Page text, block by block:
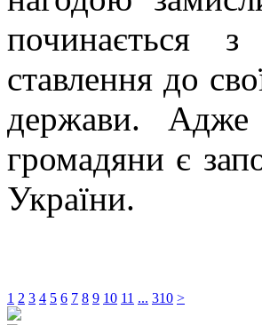
починається
ставлення до
держави. Адже
громадяни є
України.
1 2 3 4 5 6 7 8 9 10 11 ... 310 >